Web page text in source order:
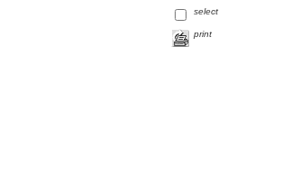
select
print